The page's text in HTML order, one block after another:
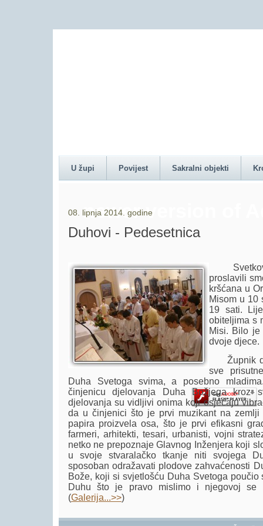
newer version of
Player.
U župi Povijest Sakralni objekti
08. lipnja 2014. godine
Duhovi - Pedesetnica
proslavili
kršćana u
Misom u 10
19 sati.
obiteljima s
Misi. Bilo je
dvoje djece.
Župnik
sve
Duha Svetoga svima, a posebno
činjenicu djelovanja Duha Božjega kroz
djelovanja su vidljivi onima koji osjećaju
da u činjenici što je prvi muzikant na
papira proizvela osa, što je prvi efikasni
farmeri, arhitekti, tesari, urbanisti, vojni
netko ne prepoznaje Glavnog Inženjera koji
u svoje stvaralačko tkanje niti svojega
sposoban odražavati plodove zahvaćenosti
Bože, koji si svjetlošću Duha Svetoga
Duhu što je pravo mislimo i njegovoj se
(Galerija...>>)